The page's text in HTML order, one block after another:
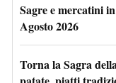
Sagre e mercatini
Agosto 2026
Torna la Sagra